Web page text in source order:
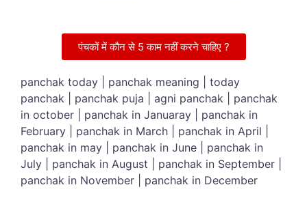
पंचकों में कौन से 5 काम नहीं करने चाहिए ?
panchak today | panchak meaning | today
panchak | panchak puja | agni panchak | panchak
in october | panchak in Januaray | panchak in
February | panchak in March | panchak in April |
panchak in may | panchak in June | panchak in
July | panchak in August | panchak in September |
panchak in November | panchak in December